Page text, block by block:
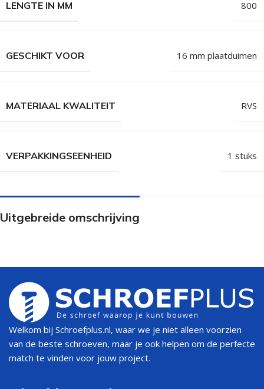
LENGTE IN MM 800
GESCHIKT VOOR 16 mm plaatduimen
MATERIAAL KWALITEIT RVS
VERPAKKINGSEENHEID 1 stuks
Uitgebreide omschrijving
Welkom bij Schroefplus.nl, waar we je niet alleen voorzien
van de beste schroeven, maar je ook helpen om de perfecte
match te vinden voor jouw project.